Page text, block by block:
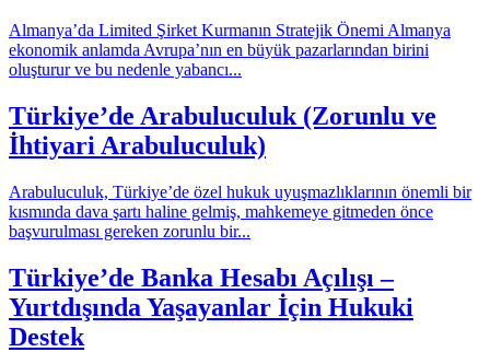
Almanya’da Limited Şirket Kurmanın Stratejik Önemi Almanya
ekonomik anlamda Avrupa’nın en büyük pazarlarından birini
oluşturur ve bu nedenle yabancı...
Türkiye’de Arabuluculuk (Zorunlu ve
İhtiyari Arabuluculuk)
Arabuluculuk, Türkiye’de özel hukuk uyuşmazlıklarının önemli bir
kısmında dava şartı haline gelmiş, mahkemeye gitmeden önce
başvurulması gereken zorunlu bir...
Türkiye’de Banka Hesabı Açılışı –
Yurtdışında Yaşayanlar İçin Hukuki
Destek